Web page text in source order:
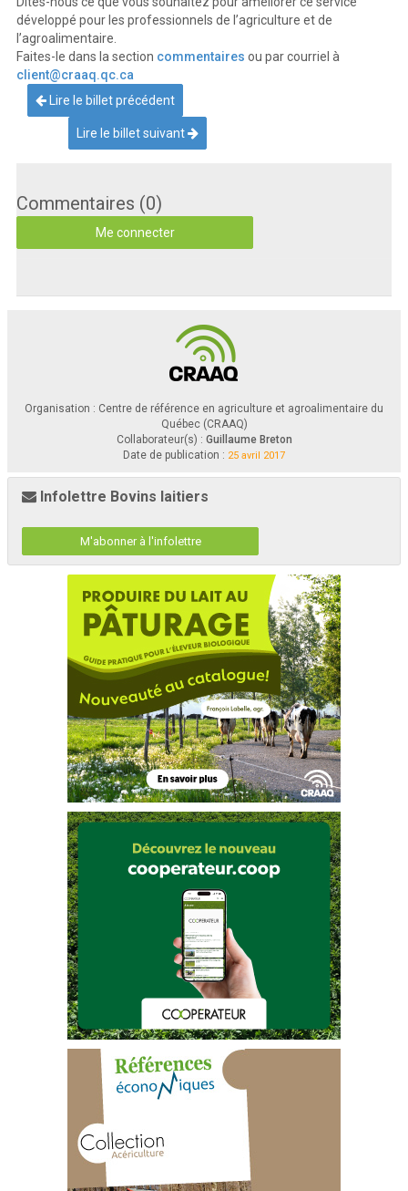
développé pour les professionnels de l’agriculture et de
l’agroalimentaire.
Faites-le dans la section commentaires ou par courriel à
client@craaq.qc.ca
Lire le billet précédent
Lire le billet suivant
Commentaires (0)
Me connecter
Organisation : Centre de référence en agriculture et agroalimentaire du
Québec (CRAAQ)
Collaborateur(s) : Guillaume Breton
Date de publication : 25 avril 2017
Infolettre Bovins laitiers
M'abonner à l'infolettre